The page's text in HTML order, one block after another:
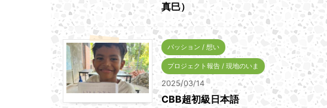
真巳）
パッション / 想い
プロジェクト報告 / 現地のいま
2025/03/14
CBB超初級日本語